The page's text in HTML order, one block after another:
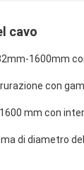
cavo
1600mm
con
mm con
di diametro